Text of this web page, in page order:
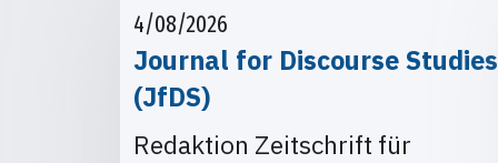
4/08/2026
Journal for Discourse Studies
(JfDS)
Redaktion Zeitschrift für